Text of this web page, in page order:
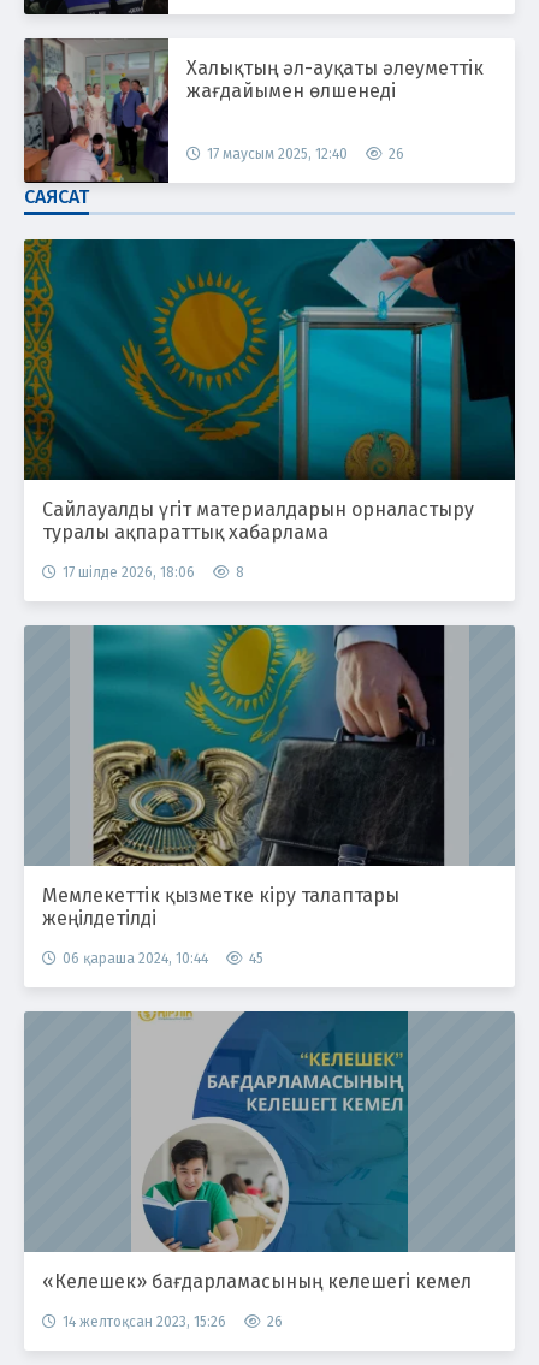
Халықтың әл-ауқаты әлеуметтік
жағдайымен өлшенеді
17 маусым 2025, 12:40 26
САЯСАТ
Сайлауалды үгіт материалдарын орналастыру
туралы ақпараттық хабарлама
17 шілде 2026, 18:06 8
Мемлекеттік қызметке кіру талаптары
жеңілдетілді
06 қараша 2024, 10:44 45
«Келешек» бағдарламасының келешегі кемел
14 желтоқсан 2023, 15:26 26